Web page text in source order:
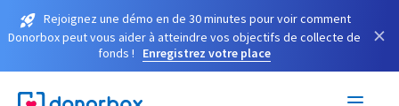
Rejoignez une démo en de 30 minutes pour voir comment
Donorbox peut vous aider à atteindre vos objectifs de collecte de
fonds !
Enregistrez votre place
×